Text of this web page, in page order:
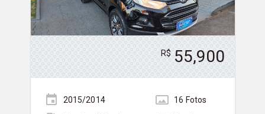
R$ 55,900
2015/2014 16 Fotos